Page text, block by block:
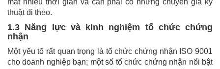
mất nhiều thời gian và cần phải có những chuyên gia kỹ
thuật đi theo.
1.3 Năng lực và kinh nghiệm tổ chức chứng
nhận
Một yếu tố rất quan trọng là tổ chức chứng nhận ISO 9001
cho doanh nghiệp bạn; một số tổ chức chứng nhận nổi bật